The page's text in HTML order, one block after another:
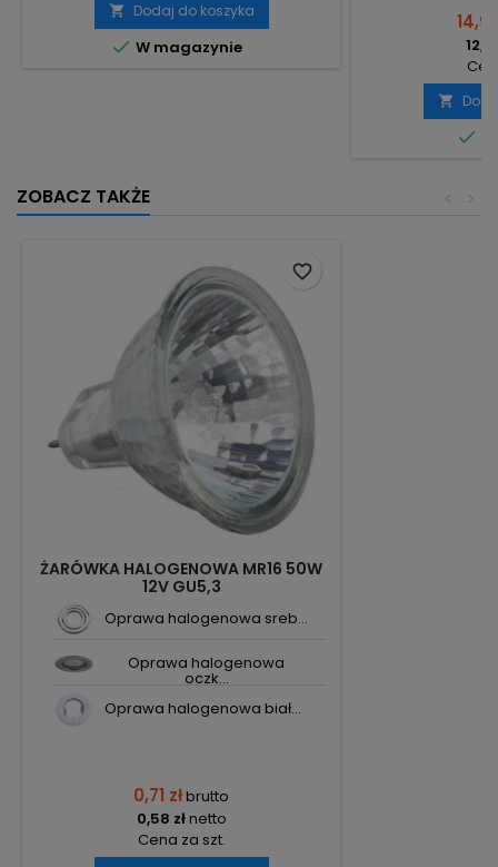
 Dodaj do koszyka
 W magazynie


ZOBACZ TAKŻE >
<
ŻARÓWKA HALOGENOWA MR16 50W
12V GU5,3
Oprawa halogenowa sreb...
Oprawa halogenowa
oczk...
Oprawa halogenowa biał...
0,71 złbrutto
0,58 złnetto
Cena za szt.
favorite_border